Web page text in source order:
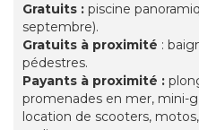
Gratuits : piscine
septembre).
Gratuits à proximité :
pédestres.
Payants à proximité :
promenades en mer, mini-
location de scooters,